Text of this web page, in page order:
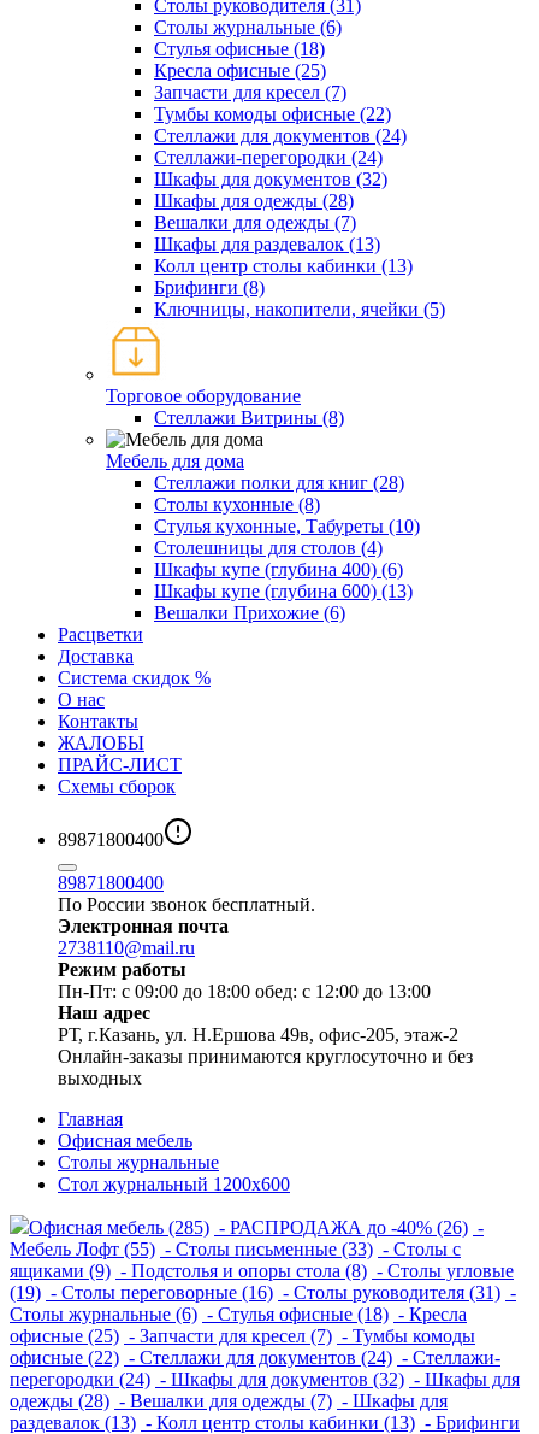
Столы руководителя (31)
Столы журнальные (6)
Стулья офисные (18)
Кресла офисные (25)
Запчасти для кресел (7)
Тумбы комоды офисные (22)
Стеллажи для документов (24)
Стеллажи-перегородки (24)
Шкафы для документов (32)
Шкафы для одежды (28)
Вешалки для одежды (7)
Шкафы для раздевалок (13)
Колл центр столы кабинки (13)
Брифинги (8)
Ключницы, накопители, ячейки (5)
Торговое оборудование
Стеллажи Витрины (8)
Мебель для дома
Стеллажи полки для книг (28)
Столы кухонные (8)
Стулья кухонные, Табуреты (10)
Столешницы для столов (4)
Шкафы купе (глубина 400) (6)
Шкафы купе (глубина 600) (13)
Вешалки Прихожие (6)
Расцветки
Доставка
Система скидок %
О нас
Контакты
ЖАЛОБЫ
ПРАЙС-ЛИСТ
Схемы сборок
89871800400
89871800400
По России звонок бесплатный.
Электронная почта
2738110@mail.ru
Режим работы
Пн-Пт: с 09:00 до 18:00 обед: с 12:00 до 13:00
Наш адрес
РТ, г.Казань, ул. Н.Ершова 49в, офис-205, этаж-2
Онлайн-заказы принимаются круглосуточно и без
выходных
Главная
Офисная мебель
Столы журнальные
Стол журнальный 1200х600
Офисная мебель (285) - РАСПРОДАЖА до -40% (26) -
Мебель Лофт (55) - Столы письменные (33) - Столы с
ящиками (9) - Подстолья и опоры стола (8) - Столы угловые
(19) - Столы переговорные (16) - Столы руководителя (31) -
Столы журнальные (6) - Стулья офисные (18) - Кресла
офисные (25) - Запчасти для кресел (7) - Тумбы комоды
офисные (22) - Стеллажи для документов (24) - Стеллажи-
перегородки (24) - Шкафы для документов (32) - Шкафы для
одежды (28) - Вешалки для одежды (7) - Шкафы для
раздевалок (13) - Колл центр столы кабинки (13) - Брифинги